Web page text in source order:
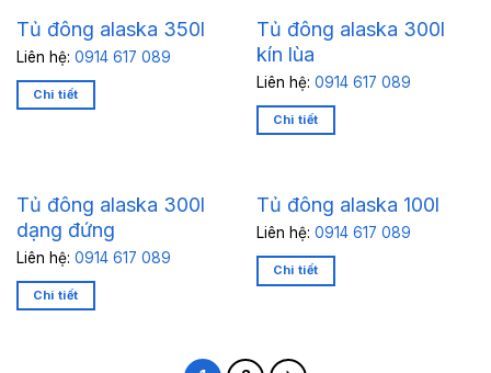
Tủ đông alaska 350l
Liên hệ: 0914 617 089
Chi tiết
Tủ đông alaska 300l
kín lùa
Liên hệ: 0914 617 089
Chi tiết
Tủ đông alaska 300l
dạng đứng
Liên hệ: 0914 617 089
Chi tiết
Tủ đông alaska 100l
Liên hệ: 0914 617 089
Chi tiết